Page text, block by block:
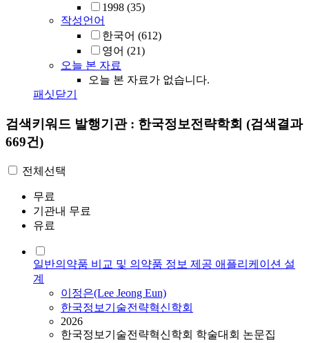
1998 (35)
작성언어
한국어 (612)
영어 (21)
오늘 본 자료
오늘 본 자료가 없습니다.
패싯닫기
검색키워드 발행기관 : 한국정보전략학회 (검색결과
669건)
전체선택
무료
기관내 무료
유료
일반의약품 비교 및 의약품 정보 제공 애플리케이션 설
계
이정은(Lee Jeong Eun)
한국정보기술전략혁신학회
2026
한국정보기술전략혁신학회 학술대회 논문집